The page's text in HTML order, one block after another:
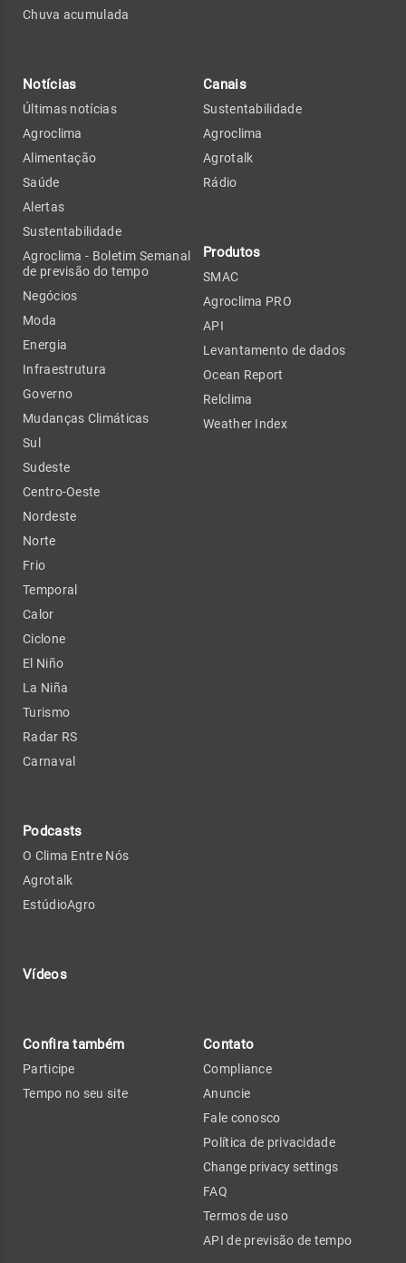
Chuva acumulada
Notícias
Últimas notícias
Agroclima
Alimentação
Saúde
Alertas
Sustentabilidade
Agroclima - Boletim Semanal
de previsão do tempo
Negócios
Moda
Energia
Infraestrutura
Governo
Mudanças Climáticas
Sul
Sudeste
Centro-Oeste
Nordeste
Norte
Frio
Temporal
Calor
Ciclone
El Niño
La Niña
Turismo
Radar RS
Carnaval
Podcasts
O Clima Entre Nós
Agrotalk
EstúdioAgro
Vídeos
Canais
Sustentabilidade
Agroclima
Agrotalk
Rádio
Produtos
SMAC
Agroclima PRO
API
Levantamento de dados
Ocean Report
Relclima
Weather Index
Confira também
Participe
Tempo no seu site
Contato
Compliance
Anuncie
Fale conosco
Política de privacidade
Change privacy settings
FAQ
Termos de uso
API de previsão de tempo